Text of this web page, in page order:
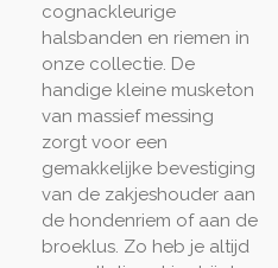
cognackleurige
halsbanden en riemen in
onze collectie. De
handige kleine musketon
van massief messing
zorgt voor een
gemakkelijke bevestiging
van de zakjeshouder aan
de hondenriem of aan de
broeklus. Zo heb je altijd